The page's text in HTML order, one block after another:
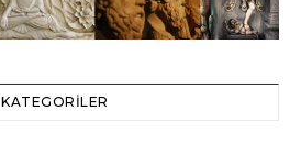
KATEGORILER